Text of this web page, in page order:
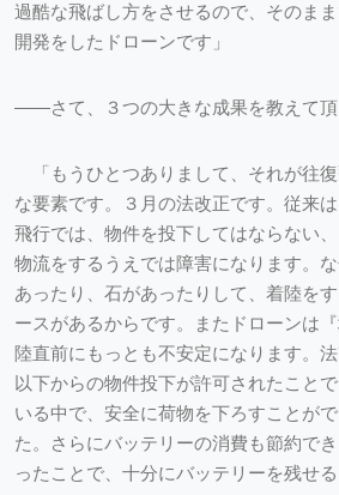
過酷な飛ばし方をさせるので、そのま
開発をしたドローンです」
――さて、３つの大きな成果を教えて頂
「もうひとつありまして、それが往
な要素です。３月の法改正です。従来
飛行では、物件を投下してはならない、
物流をするうえでは障害になります。
あったり、石があったりして、着陸を
ースがあるからです。またドローンは
陸直前にもっとも不安定になります。
以下からの物件投下が許可されたこと
いる中で、安全に荷物を下ろすことが
た。さらにバッテリーの消費も節約で
ったことで、十分にバッテリーを残せる